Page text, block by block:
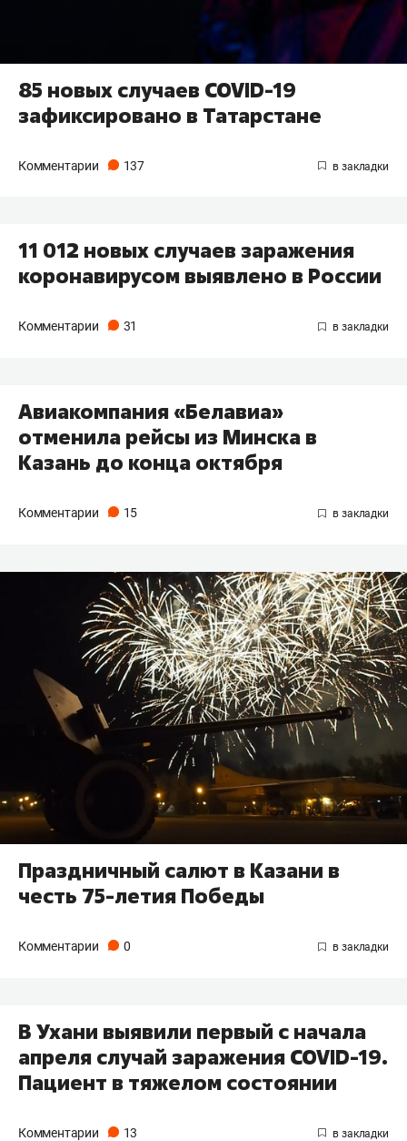
85 новых случаев COVID-19
зафиксировано в Татарстане
Комментарии 137
11 012 новых случаев заражения
коронавирусом выявлено в России
Комментарии 31
Авиакомпания «Белавиа»
отменила рейсы из Минска в
Казань до конца октября
Комментарии 15
Праздничный салют в Казани в
честь 75-летия Победы
Комментарии 0
В Ухани выявили первый с начала
апреля случай заражения COVID-19.
Пациент в тяжелом состоянии
Комментарии 13